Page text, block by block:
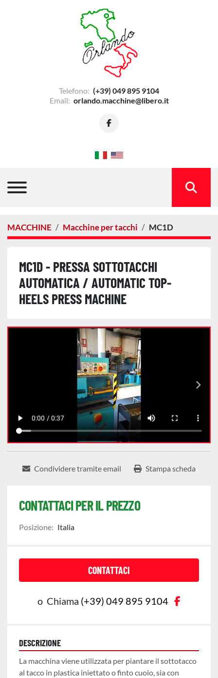
Telefono: (+39) 049 895 9104
Email: orlando.macchine@libero.it
facebook
CERCA
MACCHINE Macchine per tacchi MC1D
MC1D - PRESSA SOTTOTACCHI
AUTOMATICA / AUTOMATIC TOP-
HEELS PRESS MACHINE
Condividere tramite email Stampa scheda
CONTATTACI PER IL PREZZO
Posizione: Italia
CONTATTACI
o Chiama (+39) 049 895 9104
DESCRIZIONE
La macchina viene utilizzata per piantare il sottotacco
al tacco in plastica iniettato o finto cuoio, sia con